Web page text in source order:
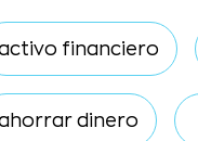
financiero
dinero